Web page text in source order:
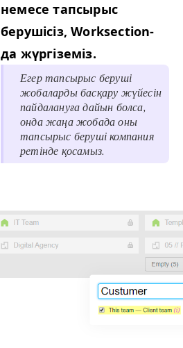
немесе тапсырыс
берушісіз, Work­sec­tion-
да жүргіземіз.
Егер тапсырыс беруші
жобаларды басқару жүйесін
пайдалануға дайын болса,
онда жаңа жобада оны
тапсырыс беруші компания
ретінде қосамыз.